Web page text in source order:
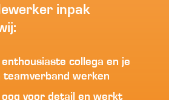
inpak
collega en je
teamverband werken
voor detail en werkt